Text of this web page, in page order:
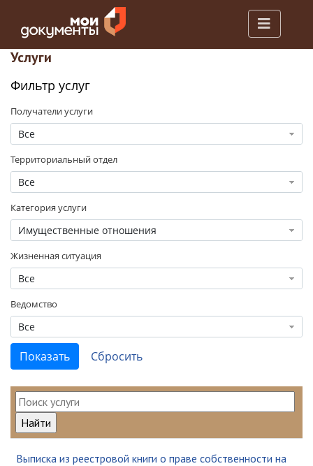
Услуги
Фильтр услуг
Получатели услуги
Все
Территориальный отдел
Все
Категория услуги
Имущественные отношения
Жизненная ситуация
Все
Ведомство
Все
Выписка из реестровой книги о праве собственности на